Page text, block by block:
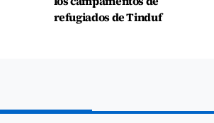
refugiados de Tinduf